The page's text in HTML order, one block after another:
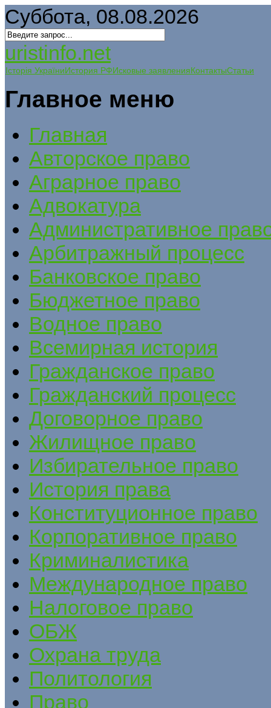
Суббота, 08.08.2026
uristinfo.net
Історія УкраїниИстория РФИсковые заявленияКонтактыСтатьи
Главное меню
Главная
Авторское право
Аграрное право
Адвокатура
Административное
Арбитражный процесс
Банковское право
Бюджетное право
Водное право
Всемирная история
Гражданское право
Гражданский процесс
Договорное право
Жилищное право
Избирательное право
История права
Конституционное право
Корпоративное право
Криминалистика
Международное право
Налоговое право
ОБЖ
Охрана труда
Политология
Право